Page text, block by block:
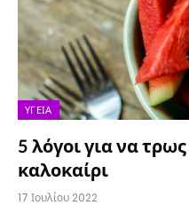
ΥΓΕΊΑ
5 λόγοι για να
καλοκαίρι
17 Ιουλίου 2022